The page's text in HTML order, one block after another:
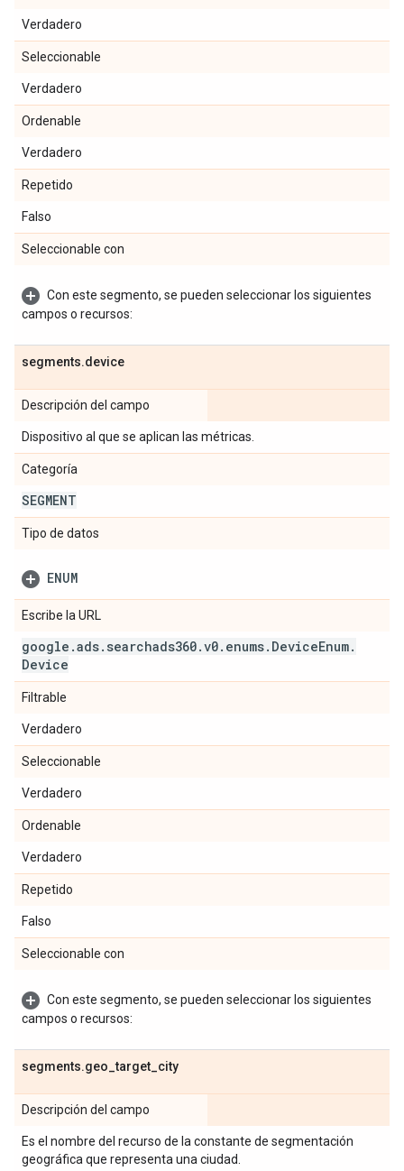
Verdadero
Seleccionable
Verdadero
Ordenable
Verdadero
Repetido
Falso
Seleccionable con
Con este segmento, se pueden seleccionar los siguientes
campos o recursos:
segments.device
Descripción del campo
Dispositivo al que se aplican las métricas.
Categoría
SEGMENT
Tipo de datos
ENUM
Escribe la URL
google .ads. searchads360.v0. enums. DeviceEnum.
Device
Filtrable
Verdadero
Seleccionable
Verdadero
Ordenable
Verdadero
Repetido
Falso
Seleccionable con
Con este segmento, se pueden seleccionar los siguientes
campos o recursos:
segments.geo _target city
Descripción del campo
Es el nombre del recurso de la constante de segmentación
geográfica que representa una ciudad.